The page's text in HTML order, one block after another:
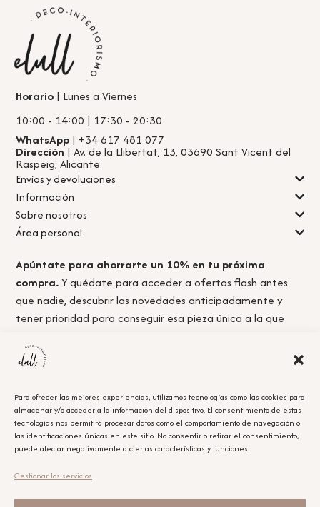
Para ofrecer las mejores experiencias, utilizamos tecnologías como las cookies para
almacenar y/o acceder a la información del dispositivo. El consentimiento de estas
tecnologías nos permitirá procesar datos como el comportamiento de navegación o
las identificaciones únicas en este sitio. No consentir o retirar el consentimiento,
puede afectar negativamente a ciertas características y funciones.
Gestionar los servicios
Horario | Lunes a Viernes
10:00 - 14:00 | 17:30 - 20:30
WhatsApp | +34 617 481 077
Dirección | Av. de la Llibertat, 13, 03690 Sant Vicent del
Raspeig, Alicante
Envíos y devoluciones
Información
Sobre nosotros
Área personal
Apúntate para ahorrarte un 10% en tu próxima
compra.Y quédate para acceder a ofertas flash antes
que nadie, descubrir las novedades anticipadamente y
tener prioridad para conseguir esa pieza única a la que
Acepto lapolítica de privacidad.
Obtener el cupón
Leyenda Legal